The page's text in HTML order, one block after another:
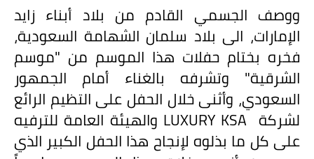
ووصف الجسمي القادم من بلاد أبناء زايد
الإمارات، الى بلاد سلمان الشهامة السعودية،
فخره بختام حفلات هذا الموسم من "موسم
الشرقية" وتشرفه بالغناء أمام الجمهور
السعودي، وأثنى خلال الحفل على التظيم الرائع
لشركة LUXURY KSA والهيئة العامة للترفيه
على كل ما بذلوه لإنجاح هذا الحفل الكبير الذي